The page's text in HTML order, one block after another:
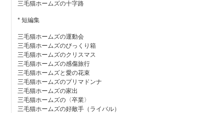
三毛猫ホームズの十字路
* 短編集
三毛猫ホームズの運動会
三毛猫ホームズのびっくり箱
三毛猫ホームズのクリスマス
三毛猫ホームズの感傷旅行
三毛猫ホームズと愛の花束
三毛猫ホームズのプリマドンナ
三毛猫ホームズの家出
三毛猫ホームズの〈卒業〉
三毛猫ホームズの好敵手（ライバル）